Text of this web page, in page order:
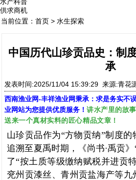
供求商机
当前位置： 首页> 水生探索
中国历代山珍贡品史：制
承
发表时间:2025/11/04 15:39:29 来源:青花
西南渔业网-丰祥渔业网秉承：求是务实不
业网站为您提供优质服务！ 讲水产里的故
送来一个真材实料的匠心精品文章！
山珍贡品作为“方物贡纳”制度
追溯至夏禹时期，《尚书·禹贡
了“按土质等级缴纳赋税并进贡
兖州贡漆丝、青州贡盐海产等九